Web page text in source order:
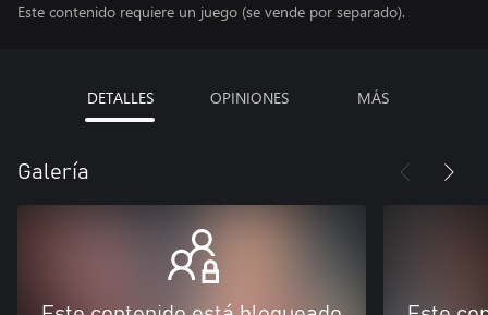
Este contenido requiere un juego (se vende por separado).
DETALLES OPINIONES MÁS
Galería